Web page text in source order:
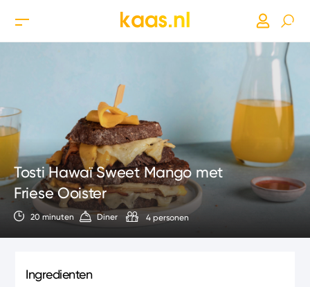
Tosti Hawaï Sweet Mango met
Friese Ooister
20 minuten Diner 4 personen
Ingredienten